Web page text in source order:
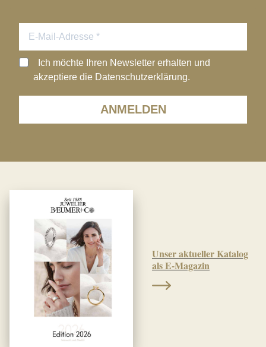
ANMELDEN
Ich möchte Ihren Newsletter erhalten und
akzeptiere die Datenschutzerklärung.
Unser aktueller Katalog
als E-Magazin